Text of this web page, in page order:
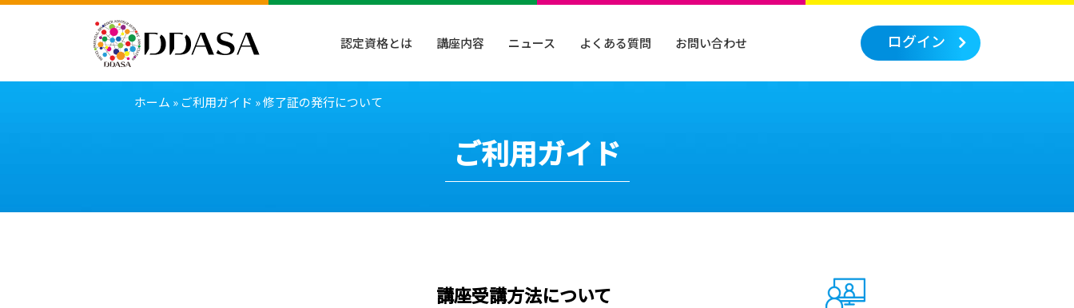
認定資格とは 講座内容 ニュース よくある質問 お問い合わせ ログイン
ホーム » ご利用ガイド »修了証の発行について
ご利用ガイド
講座受講方法について